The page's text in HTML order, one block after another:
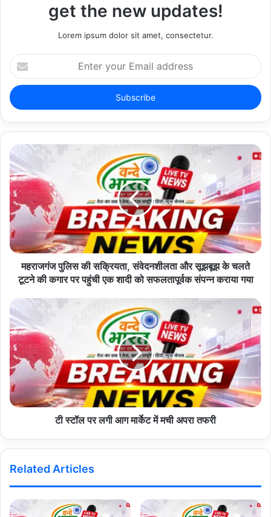
get the new updates!
Lorem ipsum dolor sit amet, consectetur.
E
n
e
y
u
r
E
m
a
i
l
a
d
s
s
महराजगंज पुलिस की सक्रियता, संवेदनशीलता और सूझबूझ के चलते
टूटने की कगार पर पहुंची एक शादी को सफलतापूर्वक संपन्न कराया गया
टी स्टॉल पर लगी आग मार्केट में मची अपरा तफरी
Related Articles